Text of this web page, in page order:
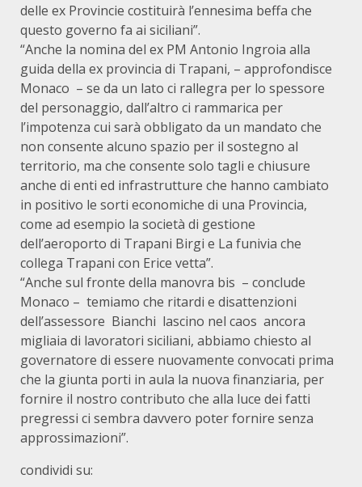
delle ex Provincie costituirà l’ennesima beffa che
questo governo fa ai siciliani”.
“Anche la nomina del ex PM Antonio Ingroia alla
guida della ex provincia di Trapani, – approfondisce
Monaco – se da un lato ci rallegra per lo spessore
del personaggio, dall’altro ci rammarica per
l’impotenza cui sarà obbligato da un mandato che
non consente alcuno spazio per il sostegno al
territorio, ma che consente solo tagli e chiusure
anche di enti ed infrastrutture che hanno cambiato
in positivo le sorti economiche di una Provincia,
come ad esempio la società di gestione
dell’aeroporto di Trapani Birgi e La funivia che
collega Trapani con Erice vetta”.
“Anche sul fronte della manovra bis – conclude
Monaco – temiamo che ritardi e disattenzioni
dell’assessore Bianchi lascino nel caos ancora
migliaia di lavoratori siciliani, abbiamo chiesto al
governatore di essere nuovamente convocati prima
che la giunta porti in aula la nuova finanziaria, per
fornire il nostro contributo che alla luce dei fatti
pregressi ci sembra davvero poter fornire senza
approssimazioni”.
condividi su: